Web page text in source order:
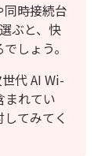
時接続台
ぶと、快
しょう。
代 AI Wi-
まれてい
てみてく